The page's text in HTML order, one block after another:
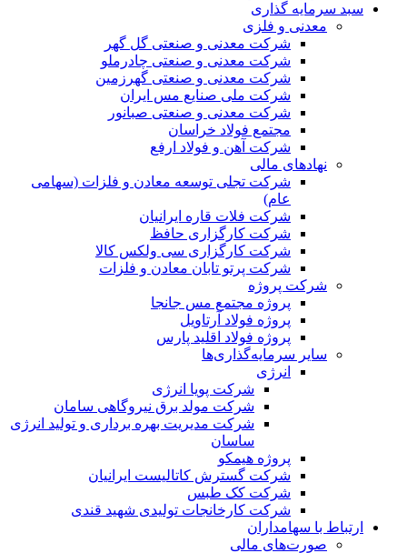
سبد سرمایه گذاری
معدنی و فلزی
شرکت معدنی و صنعتی گل گهر
شرکت معدنی و صنعتی چادرملو
شرکت معدنی و صنعتی گهرزمین
شرکت ملی صنایع مس ایران
شرکت معدنی و صنعتی صبانور
مجتمع فولاد خراسان
شرکت آهن و فولاد ارفع
نهادهای مالی
شرکت تجلی توسعه معادن و فلزات (سهامی
عام)
شرکت فلات قاره ایرانیان
شرکت کارگزاری حافظ
شرکت کارگزاری سی ولکس کالا
شرکت پرتو تابان معادن و فلزات
شرکت پروژه
پروژه مجتمع مس جانجا
پروژه فولاد آرتاویل
پروژه فولاد اقلید پارس
سایر سرمایه‌گذاری‌ها
انرژی
شرکت پویا انرژی
شرکت مولد برق نیروگاهی سامان
شرکت مدیریت بهره برداری و تولید انرژی
ساسان
پروژه هیمکو
شرکت گسترش کاتالیست ایرانیان
شرکت کک طبس
شرکت کارخانجات تولیدی شهید قندی
ارتباط با سهامداران
صورت‌های مالی